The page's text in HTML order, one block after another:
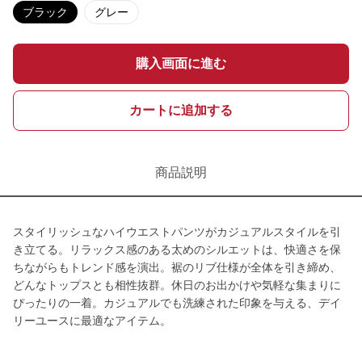
ブラック グレー
購入画面に進む
カートに追加する
商品説明
スタイリッシュなハイウエストパンツがカジュアルスタイルを引
き立てる。リラックス感のある太めのシルエットは、快適さを保
ちながらもトレンド感を演出。裾のリブ仕様が全体を引き締め、
どんなトップスとも相性抜群。休日のお出かけや気軽な集まりに
ぴったりの一着。カジュアルでも洗練された印象を与える、デイ
リーユースに最適なアイテム。